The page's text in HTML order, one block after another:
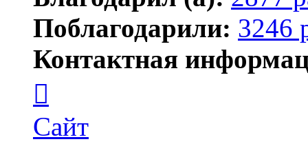
Поблагодарили: 3246
Контактная
пользователя
Maks42
Сайт